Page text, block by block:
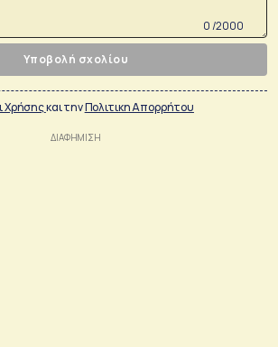
0 /2000
Υποβολή σχολίου
Χρήσηςκαι τηνΠολιτικη Απορρήτου